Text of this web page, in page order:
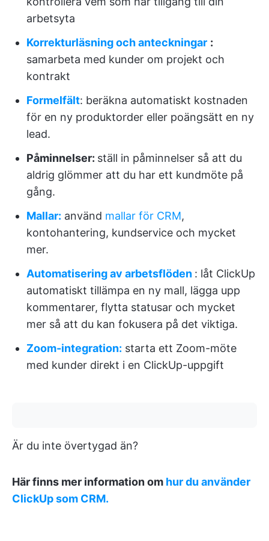
arbetsyta
Korrekturläsning och anteckningar :
samarbeta med kunder om projekt och
kontrakt
Formelfält: beräkna automatiskt kostnaden
för en ny produktorder eller poängsätt en ny
lead.
Påminnelser: ställ in påminnelser så att du
aldrig glömmer att du har ett kundmöte på
gång.
Mallar: använd mallar för CRM,
kontohantering, kundservice och mycket
mer.
Automatisering av arbetsflöden : låt ClickUp
automatiskt tillämpa en ny mall, lägga upp
kommentarer, flytta statusar och mycket
mer så att du kan fokusera på det viktiga.
Zoom-integration: starta ett Zoom-möte
med kunder direkt i en ClickUp-uppgift
Är du inte övertygad än?
Här finns mer information om hur du använder
ClickUp som CRM.